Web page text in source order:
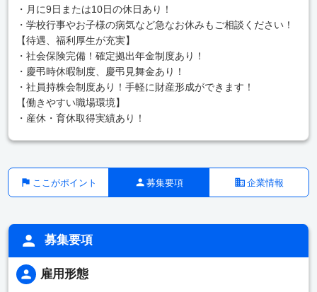
・月に9日または10日の休日あり！
・学校行事やお子様の病気など急なお休みもご相談ください！
【待遇、福利厚生が充実】
・社会保険完備！確定拠出年金制度あり！
・慶弔時休暇制度、慶弔見舞金あり！
・社員持株会制度あり！手軽に財産形成ができます！
【働きやすい職場環境】
・産休・育休取得実績あり！
ここがポイント 募集要項 企業情報
募集要項
雇用形態